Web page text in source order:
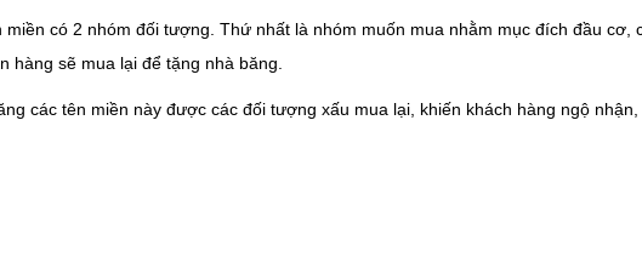
có 2 nhóm đối tượng. Thứ nhất là nhóm muốn mua nhằm mục đích đầu
hàng sẽ mua lại để tặng nhà băng.
các tên miền này được các đối tượng xấu mua lại, khiến khách hàng ngộ